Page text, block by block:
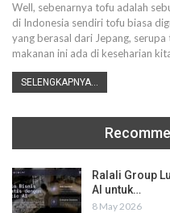
Well, sebenarnya tofu adalah
di Indonesia sendiri tofu biasa
yang berasal dari Jepang,
makanan ini ada di keseharian
SELENGKAPNYA...
Ralali Group
AI untuk…
8 May 2026